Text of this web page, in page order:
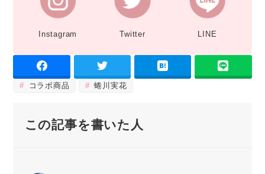
Instagram Twitter LINE
コラボ商品 蜷川実花
この記事を書いた人